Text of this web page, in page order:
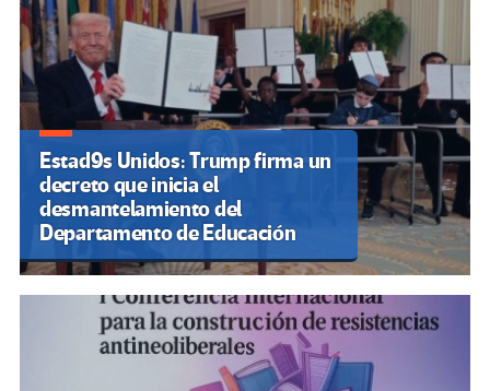
Estad9s Unidos: Trump firma un
decreto que inicia el
desmantelamiento del
Departamento de Educación